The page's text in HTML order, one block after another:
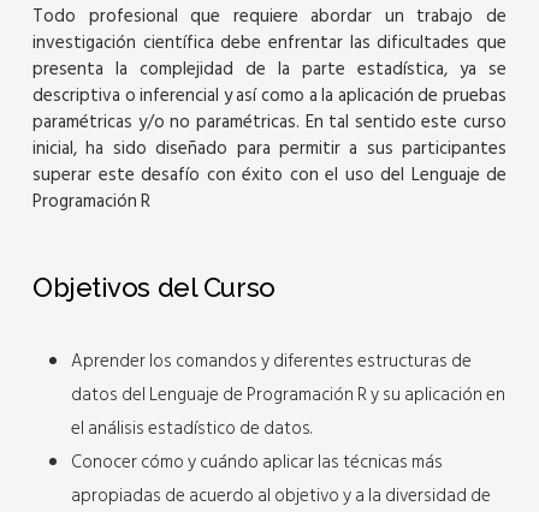
Todo profesional que requiere abordar un trabajo de
investigación científica debe enfrentar las dificultades que
presenta la complejidad de la parte estadística, ya se
descriptiva o inferencial y así como a la aplicación de pruebas
paramétricas y/o no paramétricas. En tal sentido este curso
inicial, ha sido diseñado para permitir a sus participantes
superar este desafío con éxito con el uso del Lenguaje de
Programación R
Objetivos del Curso
Aprender los comandos y diferentes estructuras de
datos del Lenguaje de Programación R y su aplicación en
el análisis estadístico de datos.
Conocer cómo y cuándo aplicar las técnicas más
apropiadas de acuerdo al objetivo y a la diversidad de